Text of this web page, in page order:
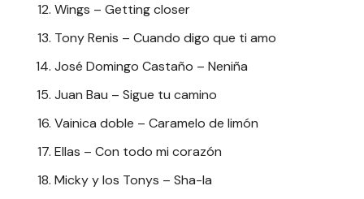
Wings – Getting closer
Tony Renis – Cuando digo que ti amo
José Domingo Castaño – Neniña
Juan Bau – Sigue tu camino
Vainica doble – Caramelo de limón
Ellas – Con todo mi corazón
Micky y los Tonys – Sha-la